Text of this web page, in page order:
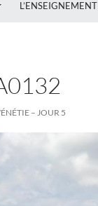
L’ENSEIGNEMENT
– JOUR 5